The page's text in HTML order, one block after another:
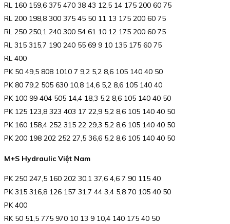
RL 160 159,6 375 470 38 43 12,5 14 175 200 60 75
RL 200 198,8 300 375 45 50 11 13 175 200 60 75
RL 250 250,1 240 300 54 61 10 12 175 200 60 75
RL 315 315,7 190 240 55 69 9 10 135 175 60 75
RL 400
PK 50 49,5 808 1010 7 9,2 5,2 8,6 105 140 40 50
PK 80 79,2 505 630 10,8 14,6 5,2 8,6 105 140 40
PK 100 99 404 505 14,4 18,3 5,2 8,6 105 140 40 50
PK 125 123,8 323 403 17 22,9 5,2 8,6 105 140 40 50
PK 160 158,4 252 315 22 29,3 5,2 8,6 105 140 40 50
PK 200 198 202 252 27,5 36,6 5,2 8,6 105 140 40 50
M+S Hydraulic Việt Nam
PK 250 247,5 160 202 30,1 37,6 4,6 7 90 115 40
PK 315 316,8 126 157 31,7 44 3,4 5,8 70 105 40 50
PK 400
RK 50 51,5 775 970 10 13 9 10,4 140 175 40 50